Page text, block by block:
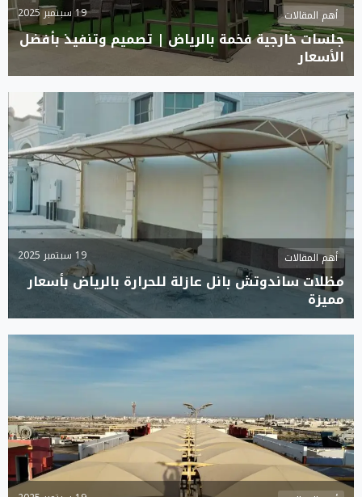
أهم المقالات 19 سبتمبر 2025
جلسات خارجية فخمة بالرياض | تصميم وتنفيذ بأفضل
الأسعار
أهم المقالات 19 سبتمبر 2025
مظلات ساندوتش بانل عازلة للحرارة بالرياض بأسعار
مميزة